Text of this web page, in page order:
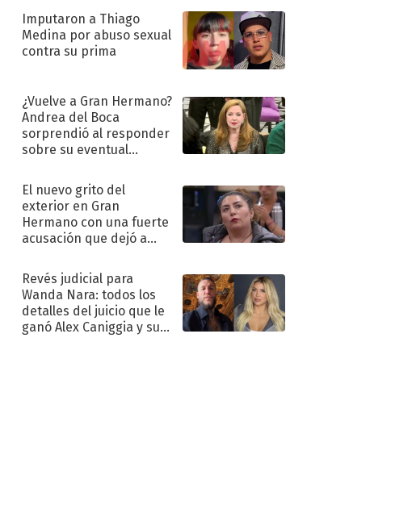
Imputaron a Thiago
Medina por abuso sexual
contra su prima
¿Vuelve a Gran Hermano?
Andrea del Boca
sorprendió al responder
sobre su eventual
El nuevo grito del
exterior en Gran
Hermano con una fuerte
acusación que dejó a
"Traidora"
Revés judicial para
Wanda Nara: todos los
detalles del juicio que le
ganó Alex Caniggia y sus